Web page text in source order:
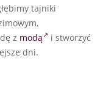
tajniki
z modą
i stworzyć
dni.